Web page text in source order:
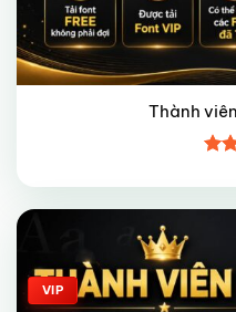
Thành
xếp
45
Giảm giá!
VIP